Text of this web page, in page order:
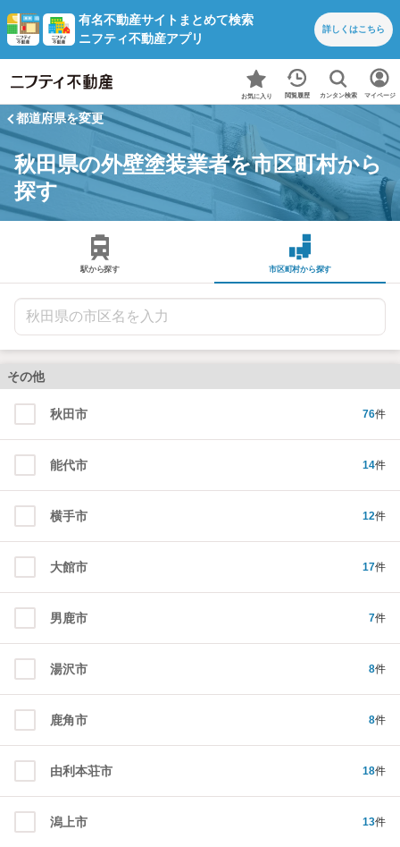
有名不動産サイトまとめて検索
ニフティ不動産アプリ
詳しくはこちら
お気に入り 閲覧履歴 カンタン検索 マイページ
都道府県を変更
秋田県の外壁塗装業者を市区町村から
探す
駅から探す 市区町村から探す
その他
秋田市 76件
能代市 14件
横手市 12件
大館市 17件
男鹿市 7件
湯沢市 8件
鹿角市 8件
由利本荘市 18件
潟上市 13件